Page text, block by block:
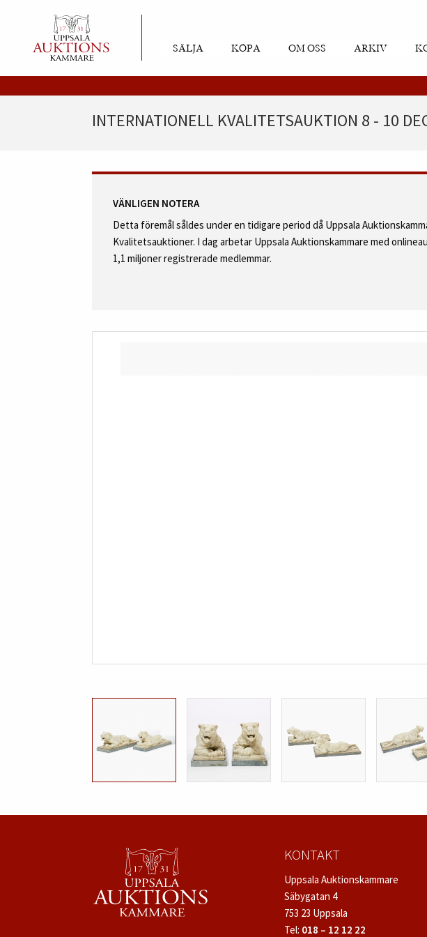
SÄLJA KÖPA OM OSS ARKIV
INTERNATIONELL KVALITETSAUKTION 8 - 10
VÄNLIGEN NOTERA
Detta föremål såldes under en tidigare period då Uppsala
Kvalitetsauktioner. I dag arbetar Uppsala Auktionskammare med
1,1 miljoner registrerade medlemmar.
KONTAKT
Uppsala Auktionskammare
Säbygatan 4
753 23 Uppsala
Tel: 018 – 12 12 22